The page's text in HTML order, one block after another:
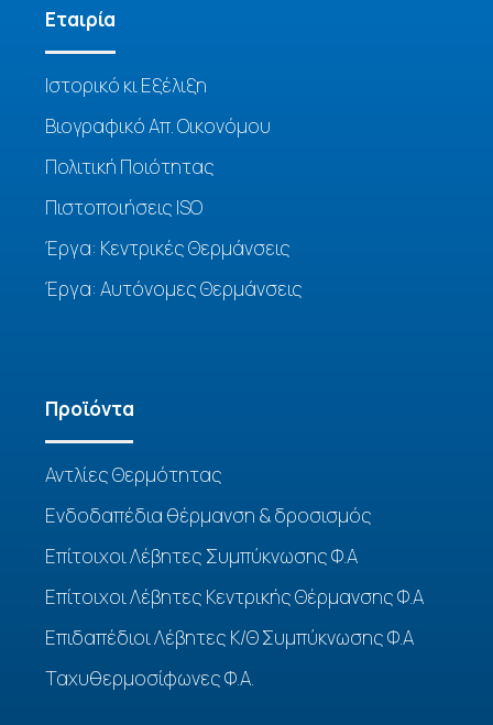
Eταιρία
Ιστορικό κι Εξέλιξη
Βιογραφικό Απ. Οικονόμου
Πολιτική Ποιότητας
Πιστοποιήσεις ISO
Έργα: Κεντρικές Θερμάνσεις
Έργα: Αυτόνομες Θερμάνσεις
Προϊόντα
Αντλίες Θερμότητας
Ενδοδαπέδια θέρμανση & δροσισμός
Επίτοιχοι Λέβητες Συμπύκνωσης Φ.Α
Επίτοιχοι Λέβητες Κεντρικής Θέρμανσης Φ.Α
Επιδαπέδιοι Λέβητες Κ/Θ Συμπύκνωσης Φ.Α
Ταχυθερμοσίφωνες Φ.Α.